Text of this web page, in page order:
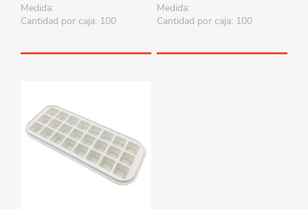
Medida:
Cantidad por caja: 100
Medida:
Cantidad por caja: 100